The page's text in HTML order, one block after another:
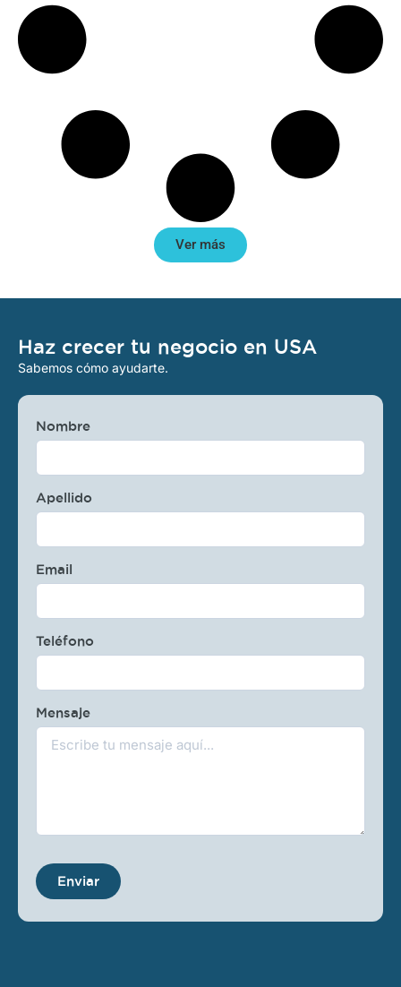
Ver más
Haz crecer tu negocio en USA
Sabemos cómo ayudarte.
Nombre
Apellido
Email
Teléfono
Mensaje
Enviar